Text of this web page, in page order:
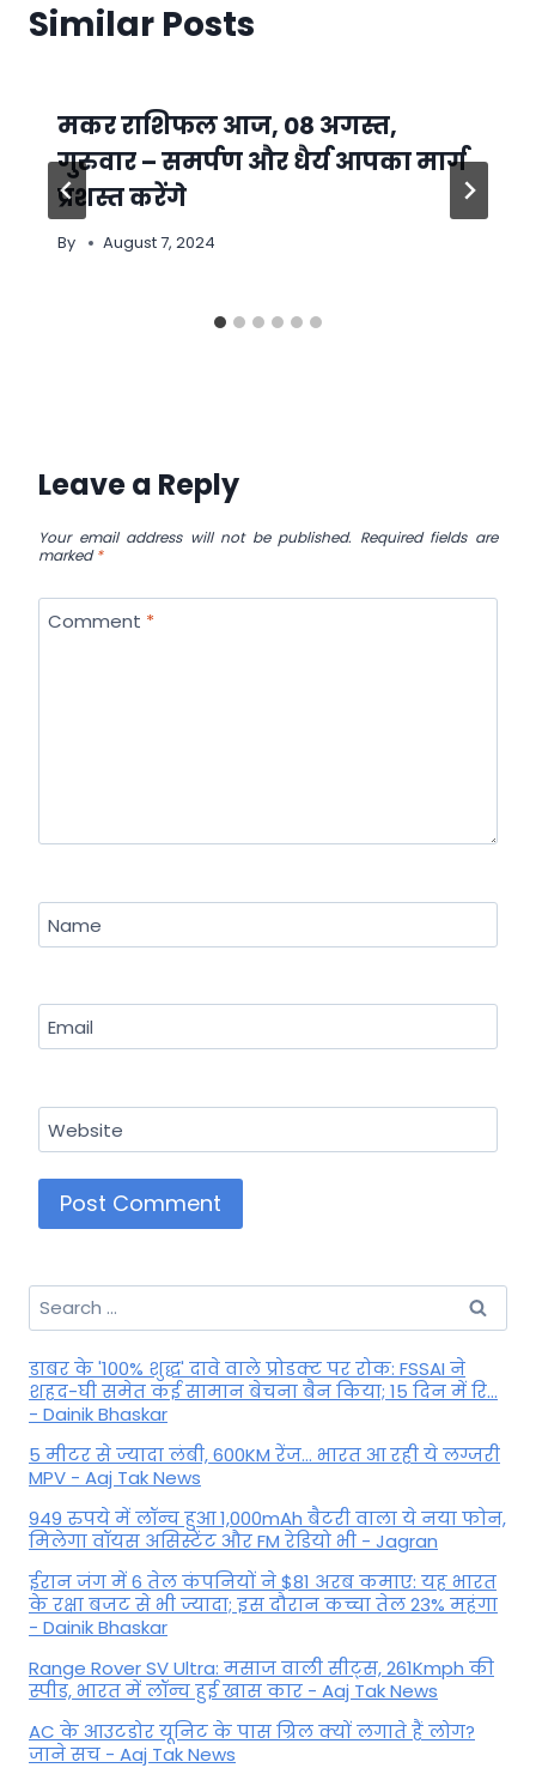
Similar Posts
मकर राशिफल आज, 08 अगस्त,
गुरुवार – समर्पण और धैर्य आपका मार्ग
प्रशस्त करेंगे
By August 7, 2024
Leave a Reply
Your email address will not be published. Required fields are
marked*
Comment *
Name
Email
Website
Search
for:
डाबर के '100% शुद्ध' दावे वाले प्रोडक्ट पर रोक: FSSAI ने
शहद-घी समेत कई सामान बेचना बैन किया; 15 दिन में रि...
- Dainik Bhaskar
5 मीटर से ज्यादा लंबी, 600KM रेंज... भारत आ रही ये लग्जरी
MPV - Aaj Tak News
949 रुपये में लॉन्च हुआ 1,000mAh बैटरी वाला ये नया फोन,
मिलेगा वॉयस असिस्टेंट और FM रेडियो भी - Jagran
ईरान जंग में 6 तेल कंपनियों ने $81 अरब कमाए: यह भारत
के रक्षा बजट से भी ज्यादा; इस दौरान कच्चा तेल 23% महंगा
- Dainik Bhaskar
Range Rover SV Ultra: मसाज वाली सीट्स, 261Kmph की
स्पीड, भारत में लॉन्च हुई खास कार - Aaj Tak News
AC के आउटडोर यूनिट के पास ग्रिल क्यों लगाते हैं लोग?
जाने सच - Aaj Tak News